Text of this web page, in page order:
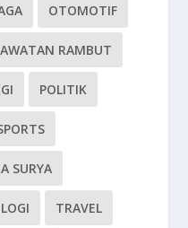
OTOMOTIF
RAMBUT
POLITIK
SURYA
TRAVEL